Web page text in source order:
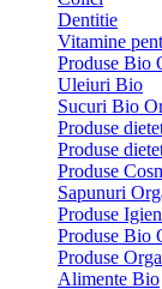
Dentitie
Vitamine
Produse Bio
Uleiuri Bio
Sucuri Bio
Produse
Produse
Produse
Sapunuri
Produse
Produse Bio
Produse
Alimente Bio